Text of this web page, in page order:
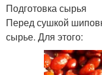
Подготовка сырья
Перед сушкой
сырье. Для этого: